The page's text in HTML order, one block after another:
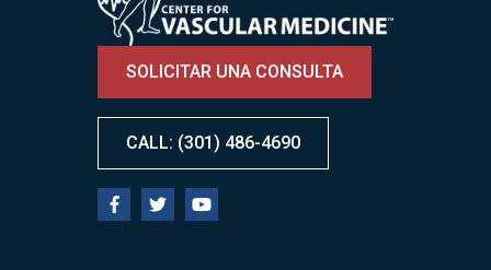
SOLICITAR UNA CONSULTA
CALL: (301) 486-4690